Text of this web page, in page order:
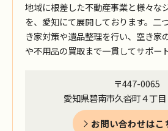
地域に根差した不動産事業と様々な
を、愛知にて展開しております。二
き家対策や遺品整理を行い、空き家
や不用品の買取まで一貫してサポー
〒447-0065
愛知県碧南市久沓町４丁目
お問い合わせはこ